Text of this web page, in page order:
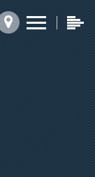
x
x
x